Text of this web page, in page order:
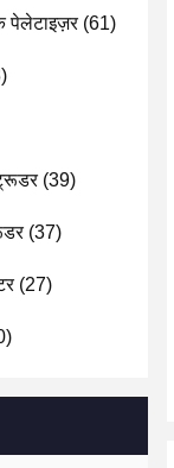
पेलेटाइज़र(61)
(39)
(37)
(27)